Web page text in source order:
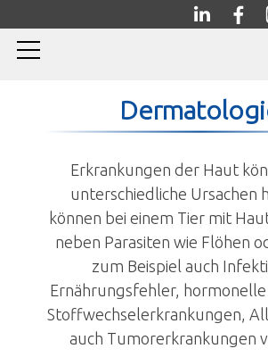
Kleintiere
Allgemein/Prophylaxe
Innere Medizin
Kardiologie
Endokrinologie
Erkrankungen der Haut
unterschiedliche Ursachen
können bei einem Tier mit
neben Parasiten wie Flöhen
zum Beispiel auch
Ernährungsfehler, hormonelle
Stoffwechselerkrankungen,
auch Tumorerkrankungen